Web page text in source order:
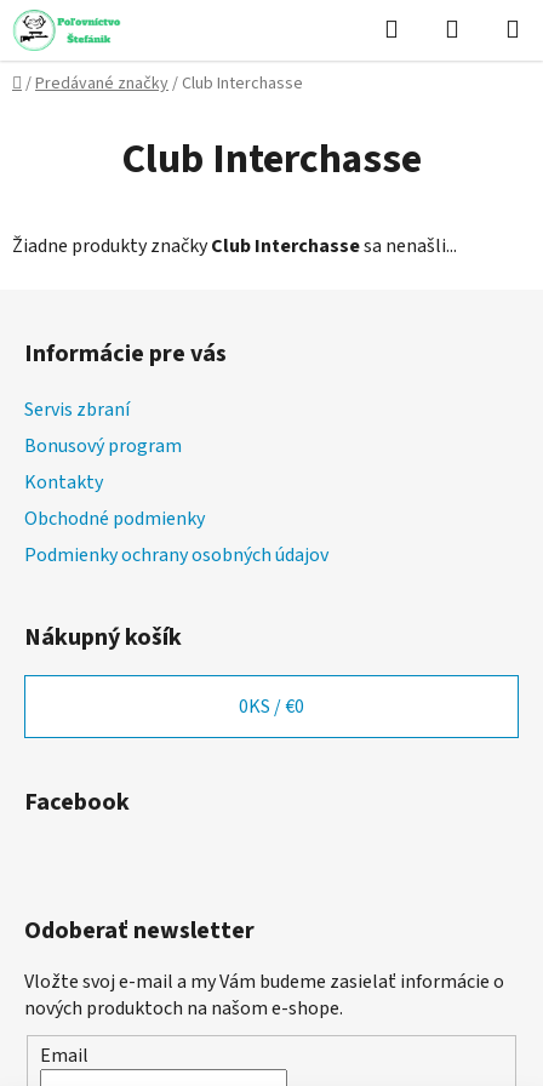
Prejsť
na
obsah
Hľadať
KOŠÍK
Domov
/Predávané značky/ Club Interchasse
Club Interchasse
Žiadne produkty značkyClub Interchassesa nenašli...
Informácie pre vás
Servis zbraní
Bonusový program
Kontakty
Obchodné podmienky
Podmienky ochrany osobných údajov
Nákupný košík
0KS /€0
Facebook
Odoberať newsletter
Vložte svoj e-mail a my Vám budeme zasielať informácie o
nových produktoch na našom e-shope.
Email